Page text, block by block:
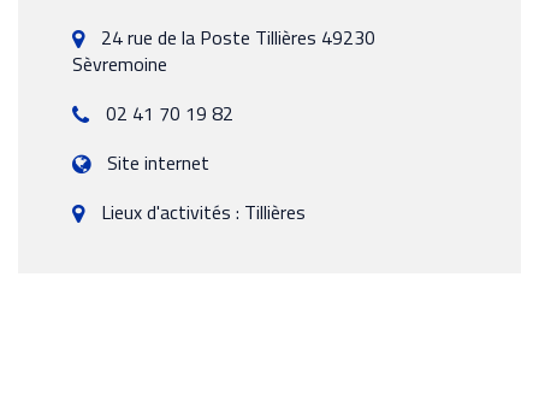
24 rue de la Poste Tillières 49230
Sèvremoine
02 41 70 19 82
Site internet
Lieux d'activités : Tillières